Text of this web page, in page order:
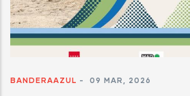
BANDERAAZUL - 09 MAR, 2026